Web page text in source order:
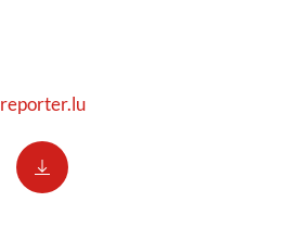
reporter.lu